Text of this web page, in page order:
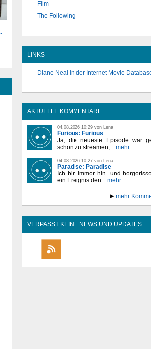
Film
The Following
LINKS
Diane Neal in der Internet Movie
AKTUELLE KOMMENTARE
04.08.2026 10:29 von Lena
Furious: Furious
Ja, die neueste Episode war
schon zu streamen,... mehr
04.08.2026 10:27 von Lena
Paradise: Paradise
Ich bin immer hin- und
ein Ereignis den... mehr
mehr
VERPASST KEINE NEWS UND UPDATES